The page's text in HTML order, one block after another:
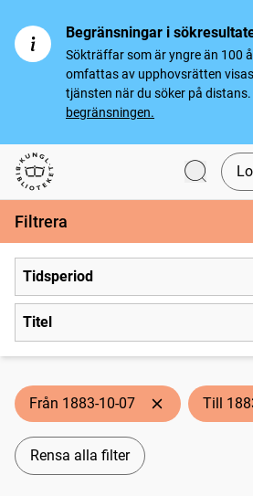
Begränsningar i
Sökträffar som är yngre än 100
omfattas av upphovsrätten
tjänsten när du söker på distans.
begränsningen.
Svenska tidningar
Filtrera
Tidsperiod
Titel
Från 1883-10-07 Till
Rensa alla filter